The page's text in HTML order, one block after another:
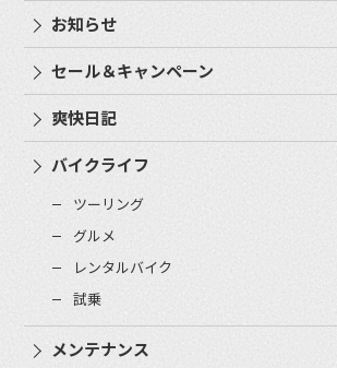
お知らせ
セール＆キャンペーン
爽快日記
バイクライフ
ツーリング
グルメ
レンタルバイク
試乗
メンテナンス